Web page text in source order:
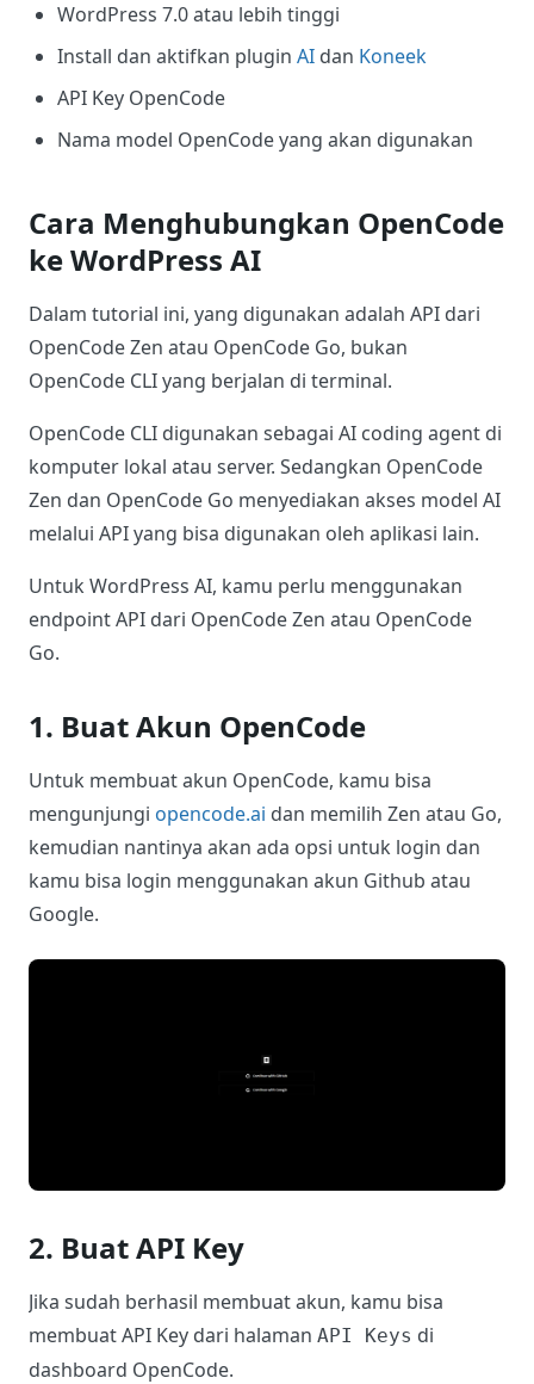
WordPress 7.0 atau lebih tinggi
Install dan aktifkan plugin AI dan Koneek
API Key OpenCode
Nama model OpenCode yang akan digunakan
Cara Menghubungkan OpenCode
ke WordPress AI
Dalam tutorial ini, yang digunakan adalah API dari
OpenCode Zen atau OpenCode Go, bukan
OpenCode CLI yang berjalan di terminal.
OpenCode CLI digunakan sebagai AI coding agent di
komputer lokal atau server. Sedangkan OpenCode
Zen dan OpenCode Go menyediakan akses model AI
melalui API yang bisa digunakan oleh aplikasi lain.
Untuk WordPress AI, kamu perlu menggunakan
endpoint API dari OpenCode Zen atau OpenCode
Go.
1. Buat Akun OpenCode
Untuk membuat akun OpenCode, kamu bisa
mengunjungi opencode.ai dan memilih Zen atau Go,
kemudian nantinya akan ada opsi untuk login dan
kamu bisa login menggunakan akun Github atau
Google.
2. Buat API Key
Jika sudah berhasil membuat akun, kamu bisa
membuat API Key dari halaman API Keys di
dashboard OpenCode.